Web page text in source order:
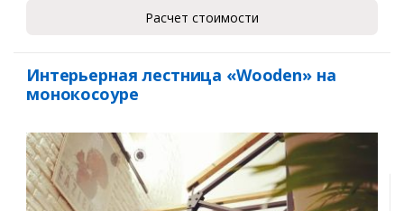
Расчет стоимости
Интерьерная лестница «Wooden» на
монокосоуре